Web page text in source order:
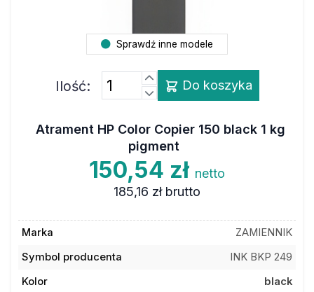
Sprawdź inne modele
Ilość: Do koszyka
Atrament HP Color Copier 150 black 1 kg
pigment
150,54 zł netto
185,16 zł brutto
Marka
ZAMIENNIK
Symbol producenta
INK BKP 249
Kolor
black